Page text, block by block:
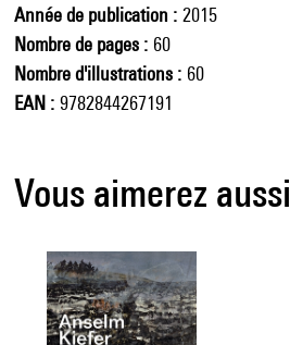
Année de publication
2015
Nombre de pages
60
Nombre d'illustrations
60
EAN
9782844267191
Vous aimerez aussi